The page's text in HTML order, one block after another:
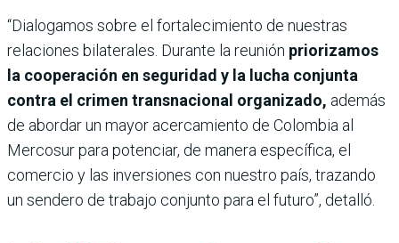
“Dialogamos sobre el fortalecimiento de nuestras
relaciones bilaterales. Durante la reunión priorizamos
la cooperación en seguridad y la lucha conjunta
contra el crimen transnacional organizado, además
de abordar un mayor acercamiento de Colombia al
Mercosur para potenciar, de manera específica, el
comercio y las inversiones con nuestro país, trazando
un sendero de trabajo conjunto para el futuro”, detalló.